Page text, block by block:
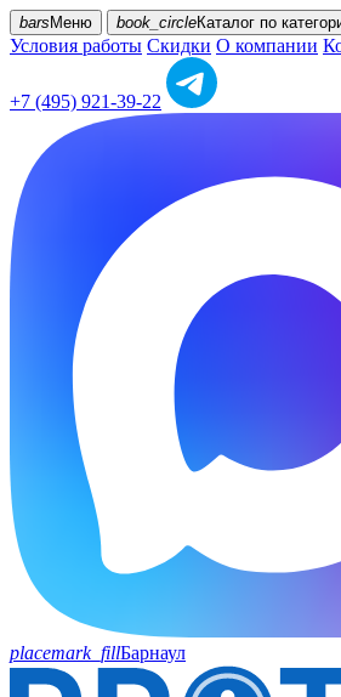
bars Меню book_circleКаталог по
Условия работы Скидки О компании
+7 (495) 921-39-22
placemark_fillБарнаул